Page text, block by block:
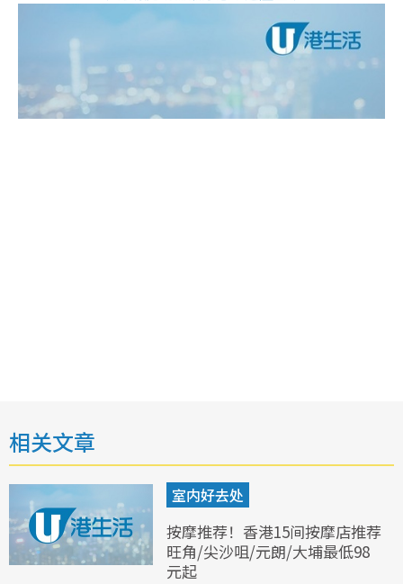
相关文章
室内好去处
按摩推荐！香港15间按摩店推荐
旺角/尖沙咀/元朗/大埔最低98
元起